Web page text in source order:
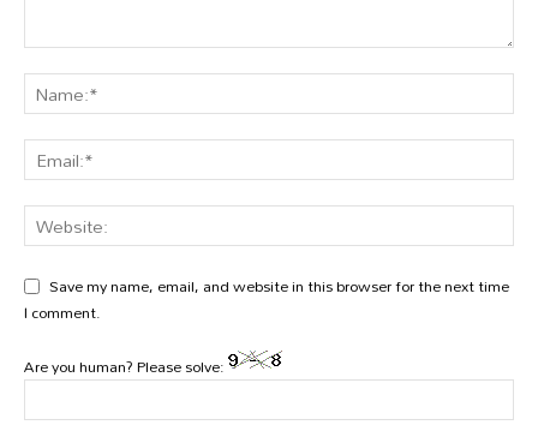
Save my name, email, and website in this browser for the next time
I comment.
Are you human? Please solve: